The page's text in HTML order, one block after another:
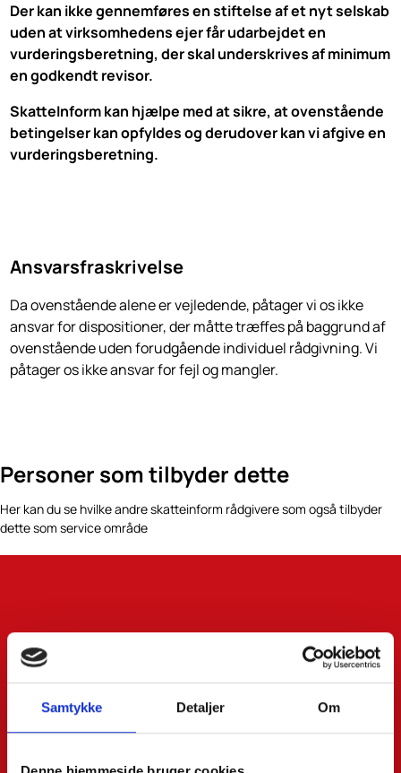
Samtykke Detaljer Om
Der kan ikke gennemføres en stiftelse af et nyt selskab
uden at virksomhedens ejer får udarbejdet en
vurderingsberetning, der skal underskrives af minimum
en godkendt revisor.
SkatteInform kan hjælpe med at sikre, at ovenstående
betingelser kan opfyldes og derudover kan vi afgive en
vurderingsberetning.
Ansvarsfraskrivelse
Da ovenstående alene er vejledende, påtager vi os ikke
ansvar for dispositioner, der måtte træffes på baggrund af
ovenstående uden forudgående individuel rådgivning. Vi
påtager os ikke ansvar for fejl og mangler.
Personer som tilbyder dette
Her kan du se hvilke andre skatteinform rådgivere som også tilbyder
dette som service område